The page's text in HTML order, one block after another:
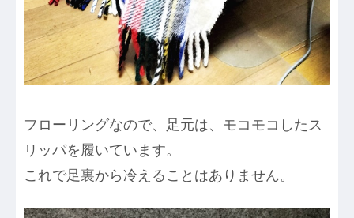
フローリングなので、足元は、モコモコしたス
リッパを履いています。
これで足裏から冷えることはありません。